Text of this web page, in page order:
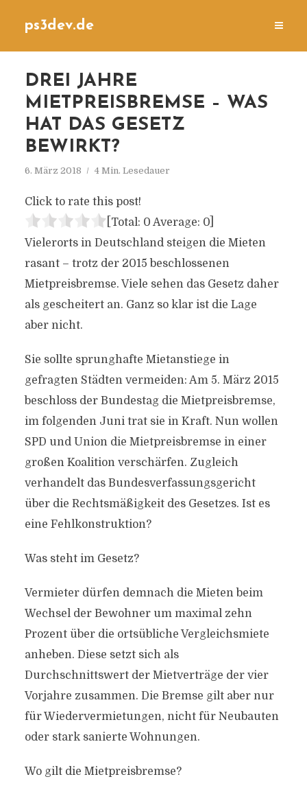
ps3dev.de
DREI JAHRE
MIETPREISBREMSE – WAS
HAT DAS GESETZ
BEWIRKT?
6. März 2018 4 Min. Lesedauer
Click to rate this post!
[Total: 0 Average: 0]
Vielerorts in Deutschland steigen die Mieten
rasant – trotz der 2015 beschlossenen
Mietpreisbremse. Viele sehen das Gesetz daher
als gescheitert an. Ganz so klar ist die Lage
aber nicht.
Sie sollte sprunghafte Mietanstiege in
gefragten Städten vermeiden: Am 5. März 2015
beschloss der Bundestag die Mietpreisbremse,
im folgenden Juni trat sie in Kraft. Nun wollen
SPD und Union die Mietpreisbremse in einer
großen Koalition verschärfen. Zugleich
verhandelt das Bundesverfassungsgericht
über die Rechtsmäßigkeit des Gesetzes. Ist es
eine Fehlkonstruktion?
Was steht im Gesetz?
Vermieter dürfen demnach die Mieten beim
Wechsel der Bewohner um maximal zehn
Prozent über die ortsübliche Vergleichsmiete
anheben. Diese setzt sich als
Durchschnittswert der Mietverträge der vier
Vorjahre zusammen. Die Bremse gilt aber nur
für Wiedervermietungen, nicht für Neubauten
oder stark sanierte Wohnungen.
Wo gilt die Mietpreisbremse?